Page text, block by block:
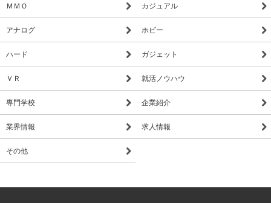
ＭＭＯ カジュアル
アナログ ホビー
ハード ガジェット
ＶＲ 就活ノウハウ
専門学校 企業紹介
業界情報 求人情報
その他